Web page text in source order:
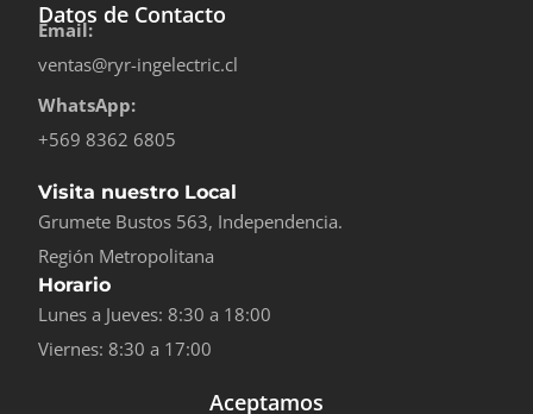
Datos de Contacto
Email:
ventas@ryr-ingelectric.cl
WhatsApp:
+569 8362 6805
Visita nuestro Local
Grumete Bustos 563, Independencia.
Región Metropolitana
Horario
Lunes a Jueves: 8:30 a 18:00
Viernes: 8:30 a 17:00
Aceptamos